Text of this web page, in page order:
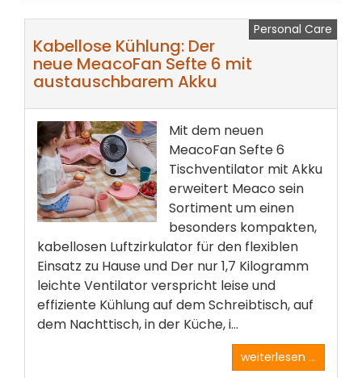
Personal Care
Kabellose Kühlung: Der
neue MeacoFan Sefte 6 mit
austauschbarem Akku
Mit dem neuen
MeacoFan Sefte 6
Tischventilator mit Akku
erweitert Meaco sein
Sortiment um einen
besonders kompakten,
kabellosen Luftzirkulator für den flexiblen
Einsatz zu Hause und Der nur 1,7 Kilogramm
leichte Ventilator verspricht leise und
effiziente Kühlung auf dem Schreibtisch, auf
dem Nachttisch, in der Küche, i...
weiterlesen ...